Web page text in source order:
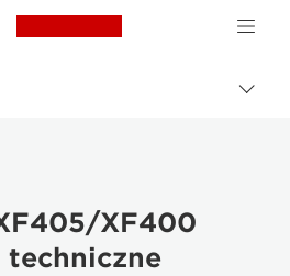
Canon Logo, back
XF400
techniczne